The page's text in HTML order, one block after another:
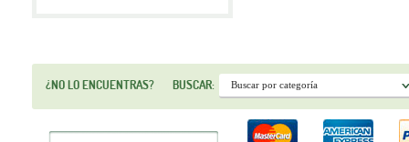
¿NO LO ENCUENTRAS? BUSCAR: